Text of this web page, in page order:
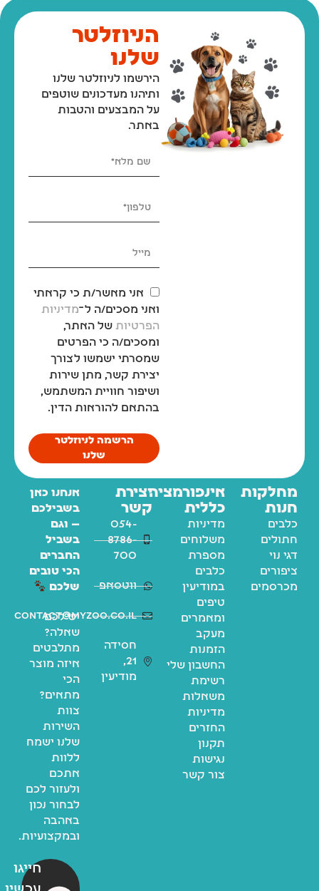
הניוזלטר
שלנו
הירשמו לניוזלטר שלנו
ותיהנו מעדכונים שוטפים
על המבצעים והטבות
באתר.
אני מאשר/ת כי קראתי
ואני מסכים/ה ל־מדיניות
הפרטיות של האתר,
ומסכים/ה כי הפרטים
שמסרתי ישמשו לצורך
יצירת קשר, מתן שירות
ושיפור חוויית המשתמש,
בהתאם להוראות הדין.
הרשמה לניוזלטר
שלנו
מחלקות
חנות
כלבים
חתולים
דגי נוי
ציפורים
מכרסמים
אינפורמציה
כללית
מדיניות
משלוחים
מספרת
כלבים
במודיעין
טיפים
ומאמרים
מעקב
הזמנות
החשבון שלי
רשימת
משאלות
מדיניות
החזרים
תקנון
נגישות
צור קשר
יצירת
קשר
054-
8786-
700
ווטסאפ
contact@myzoo.co.il
חסידה
21,
מודיעין
אנחנו כאן
בשבילכם
— וגם
בשביל
החברים
הכי טובים
שלכם
יש לכם
שאלה?
מתלבטים
איזה מוצר
הכי
מתאים?
צוות
השירות
שלנו ישמח
ללוות
אתכם
ולעזור לכם
לבחור נכון
באהבה
ובמקצועיות.
חייגו